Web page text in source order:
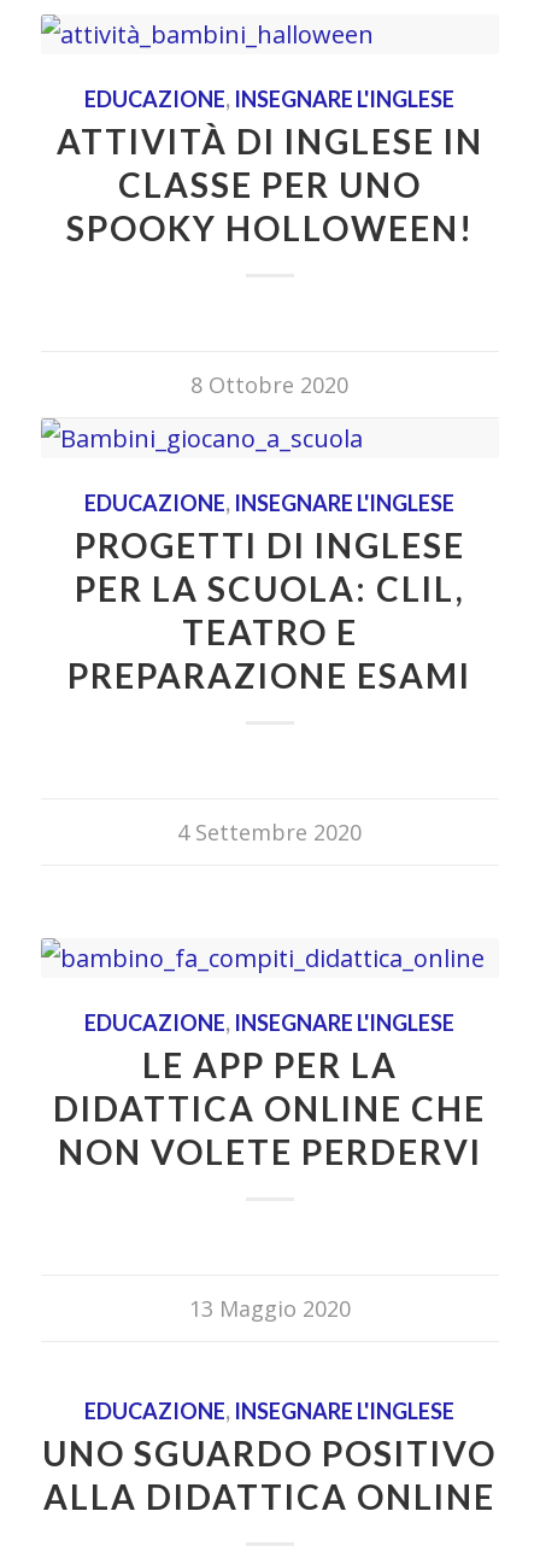
EDUCAZIONE, INSEGNARE L'INGLESE
ATTIVITÀ DI INGLESE IN
CLASSE PER UNO
SPOOKY HOLLOWEEN!
8 Ottobre 2020
EDUCAZIONE, INSEGNARE L'INGLESE
PROGETTI DI INGLESE
PER LA SCUOLA: CLIL,
TEATRO E
PREPARAZIONE ESAMI
4 Settembre 2020
EDUCAZIONE, INSEGNARE L'INGLESE
LE APP PER LA
DIDATTICA ONLINE CHE
NON VOLETE PERDERVI
13 Maggio 2020
EDUCAZIONE, INSEGNARE L'INGLESE
UNO SGUARDO POSITIVO
ALLA DIDATTICA ONLINE